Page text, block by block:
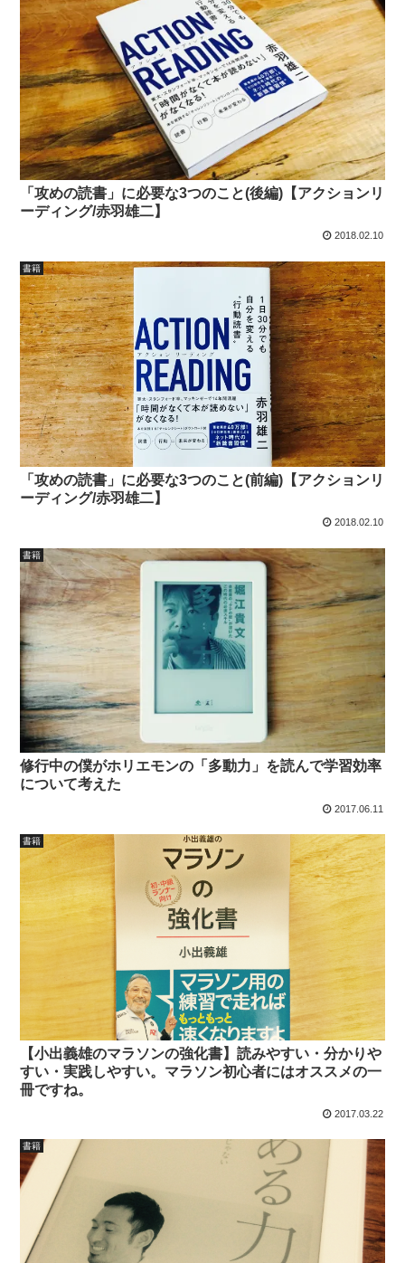
「攻めの読書」に必要な3つのこと(後編)【アクションリ
ーディング/赤羽雄二】
2018.02.10
書籍
「攻めの読書」に必要な3つのこと(前編)【アクションリ
ーディング/赤羽雄二】
2018.02.10
書籍
修行中の僕がホリエモンの「多動力」を読んで学習効率
について考えた
2017.06.11
書籍
【小出義雄のマラソンの強化書】読みやすい・分かりや
すい・実践しやすい。マラソン初心者にはオススメの一
冊ですね。
2017.03.22
書籍